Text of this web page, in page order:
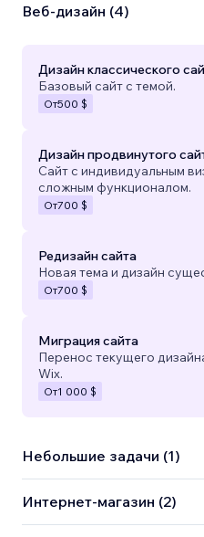
Веб-дизайн (4)
Дизайн классического
Базовый сайт с темой.
От500 $
Дизайн продвинутого
Сайт с индивидуальным
сложным функционалом.
От700 $
Редизайн сайта
Новая тема и дизайн
От700 $
Миграция сайта
Перенос текущего
Wix.
От1 000 $
Небольшие задачи (1)
Интернет-магазин (2)